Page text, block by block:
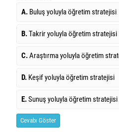
A. Buluş yoluyla öğretim stratejisi
B.Takrir yoluyla öğretim stratejisi
C.Araştırma yoluyla öğretim
D. Keşif yoluyla öğretim stratejisi
E.Sunuş yoluyla öğretim stratejisi
Cevabı Göster